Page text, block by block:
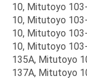
10, Mitutoyo
10, Mitutoyo
10, Mitutoyo
10, Mitutoyo
135A, Mitutoyo
137A, Mitutoyo